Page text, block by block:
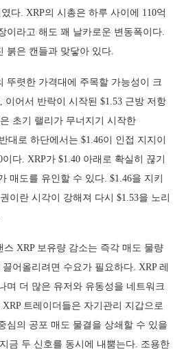
다. XRP의 시총은 하루 사이에 110억
이라고 해도 꽤 날카로운 변동폭이다.
붉은 캔들과 맞닿아 있다.
뚜렷한 가격대에 주목할 가능성이 크
이어서 반락이 시작된 $1.53 근방 저항
초기 랠리가 무너지기 시작한
대로 하단에서는 $1.46이 인접 지지이
다. XRP가 $1.40 아래로 확실히 끊기
매도를 유인할 수 있다. $1.46을 지키
이란 시각이 강해져 다시 $1.53을 노리
XRP 보유량 감소는 즉각 매도 물량
어올리려면 수요가 필요하다. XRP 레
며 더 많은 유저와 유동성을 네트워크
트레이더들은 자기관리 지갑으로
심의 공포 매도 물결을 상쇄할 수 있을
금 두 신호를 동시에 내뿜는다. 조용한